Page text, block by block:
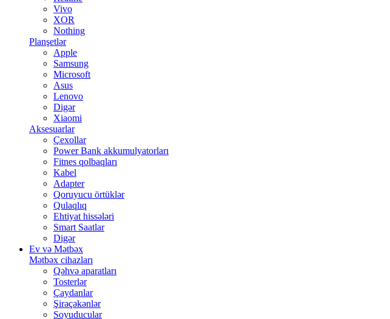
Vivo
XOR
Nothing
Planşetlər
Apple
Samsung
Microsoft
Asus
Lenovo
Digər
Xiaomi
Aksesuarlar
Çexollar
Power Bank akkumulyatorları
Fitnes qolbaqları
Kabel
Adapter
Qoruyucu örtüklər
Qulaqlıq
Ehtiyat hissələri
Smart Saatlar
Digər
Ev və Mətbəx
Mətbəx cihazları
Qəhvə aparatları
Tosterlər
Çaydanlar
Şirəçəkənlər
Soyuducular